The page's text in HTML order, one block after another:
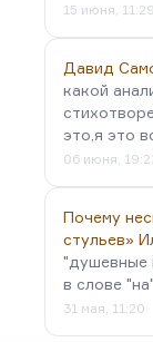
15 июня, 11:29
Давид
какой
это,я это
06 июня,
Почему
стульев»
"душевные
в слове
31 мая, 11:20